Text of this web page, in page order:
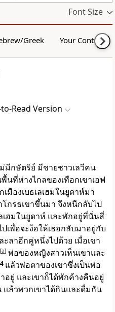
Font Size
Greek Your Content
Read Version
มีกษัตริย์ มีชายชาวเลวีคน
นที่ห่างไกลของเทือกเขาเอฟ
มืองเบธเลเฮมในยูดาห์มา
โกรธเขาขึ้นมา จึงหนีกลับไป
เฮมในยูดาห์ และพักอยู่ที่นั่นสี่
เพื่อจะง้อให้เธอกลับมาอยู่กับ
ลาอีกคู่หนึ่งไปด้วย เมื่อเขา
[a] พ่อของหญิงสาวเห็นเขาและ
4 แล้วพ่อตาของเขาซึ่งเป็นพ่อ
ยู่ และเขาก็ได้พักค้างคืนอยู่
แล้วพวกเขาได้กินและดื่มกัน